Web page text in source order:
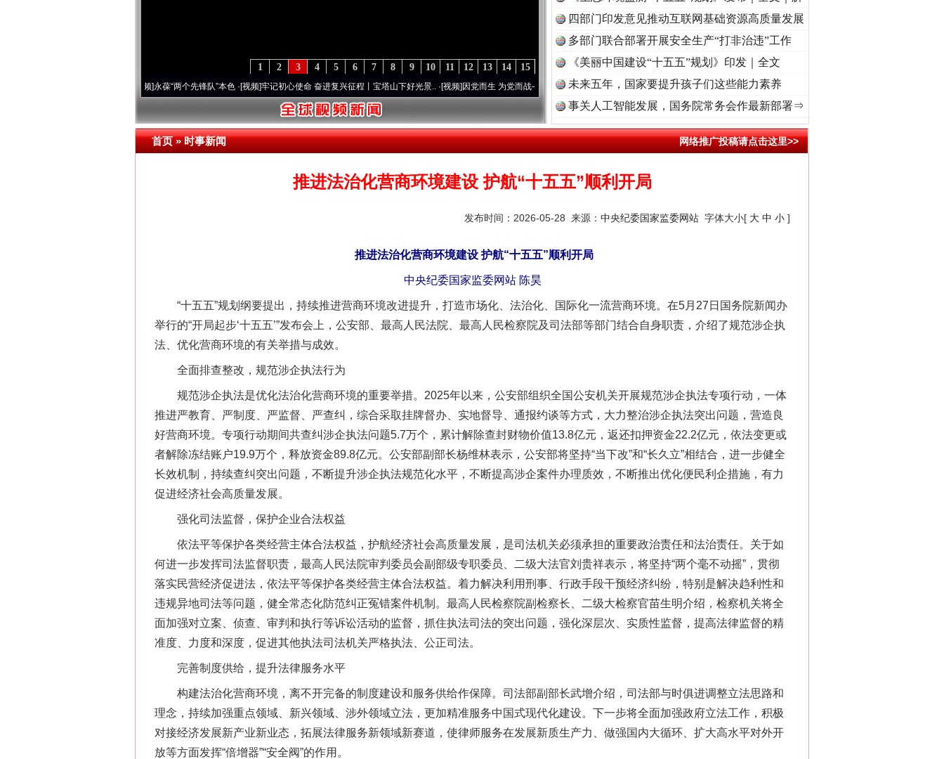
15
14
13
12
11
10
9
8
7
6
5
4
3
2
1
永葆“两个先锋队”本色·[视频]牢记初心使命 奋进复兴征程丨宝塔山下好光景..·[视频]因党而生 为党而战——百年“纪”事⑧加强纪律..·[视频] 牢记初心使命 奋进复兴征程丨“转折之城”激荡..
读
四部门印发意见推动互联网基础资源高质量发展
多部门联合部署开展安全生产“打非治违”工作
《美丽中国建设“十五五”规划》印发｜全文
未来五年，国家要提升孩子们这些能力素养
事关人工智能发展，国务院常务会作最新部署⇒
首页»时事新闻 网络推广投稿请点击这里>>
推进法治化营商环境建设 护航“十五五”顺利开局
发布时间：2026-05-28 来源： 中央纪委国家监委网站 字体大小[ 大 中 小 ]
推进法治化营商环境建设 护航“十五五”顺利开局
中央纪委国家监委网站 陈昊
“十五五”规划纲要提出，持续推进营商环境改进提升，打造市场化、法治化、国际化一流营商环境。在5月27日国务院新闻办
举行的“开局起步‘十五五’”发布会上，公安部、最高人民法院、最高人民检察院及司法部等部门结合自身职责，介绍了规范涉企执
法、优化营商环境的有关举措与成效。
全面排查整改，规范涉企执法行为
规范涉企执法是优化法治化营商环境的重要举措。2025年以来，公安部组织全国公安机关开展规范涉企执法专项行动，一体
推进严教育、严制度、严监督、严查纠，综合采取挂牌督办、实地督导、通报约谈等方式，大力整治涉企执法突出问题，营造良
好营商环境。专项行动期间共查纠涉企执法问题5.7万个，累计解除查封财物价值13.8亿元，返还扣押资金22.2亿元，依法变更或
者解除冻结账户19.9万个，释放资金89.8亿元。公安部副部长杨维林表示，公安部将坚持“当下改”和“长久立”相结合，进一步健全
长效机制，持续查纠突出问题，不断提升涉企执法规范化水平，不断提高涉企案件办理质效，不断推出优化便民利企措施，有力
促进经济社会高质量发展。
强化司法监督，保护企业合法权益
依法平等保护各类经营主体合法权益，护航经济社会高质量发展，是司法机关必须承担的重要政治责任和法治责任。关于如
何进一步发挥司法监督职责，最高人民法院审判委员会副部级专职委员、二级大法官刘贵祥表示，将坚持“两个毫不动摇”，贯彻
落实民营经济促进法，依法平等保护各类经营主体合法权益。着力解决利用刑事、行政手段干预经济纠纷，特别是解决趋利性和
违规异地司法等问题，健全常态化防范纠正冤错案件机制。最高人民检察院副检察长、二级大检察官苗生明介绍，检察机关将全
面加强对立案、侦查、审判和执行等诉讼活动的监督，抓住执法司法的突出问题，强化深层次、实质性监督，提高法律监督的精
准度、力度和深度，促进其他执法司法机关严格执法、公正司法。
完善制度供给，提升法律服务水平
构建法治化营商环境，离不开完备的制度建设和服务供给作保障。司法部副部长武增介绍，司法部与时俱进调整立法思路和
理念，持续加强重点领域、新兴领域、涉外领域立法，更加精准服务中国式现代化建设。下一步将全面加强政府立法工作，积极
对接经济发展新产业新业态，拓展法律服务新领域新赛道，使律师服务在发展新质生产力、做强国内大循环、扩大高水平对外开
放等方面发挥“倍增器”“安全阀”的作用。
网上购药对药下症？
这是一记警钟！ 谢谢有你温暖了四季 法官巧妙执行解纠纷